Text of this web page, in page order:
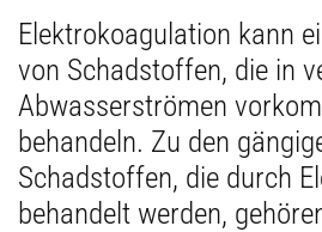
Elektrokoagulation kann
von Schadstoffen, die in
Abwasserströmen
behandeln. Zu den
Schadstoffen, die durch
behandelt werden,